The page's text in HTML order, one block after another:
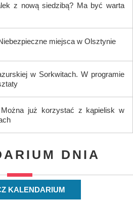
z nową siedzibą? Ma być warta
miejsca w Olsztynie
w Sorkwitach. W programie
Można już korzystać z kąpielisk w
DNIA
KALENDARIUM